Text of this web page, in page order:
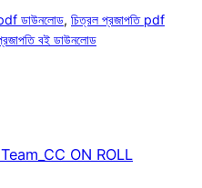
ডাউনলোড, চিত্রল প্রজাপতি pdf
বই ডাউনলোড
ON ROLL